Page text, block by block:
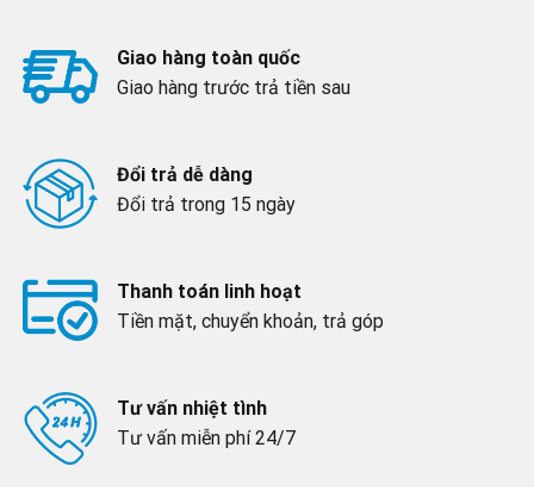
Giao hàng toàn quốc
Giao hàng trước trả tiền sau
Đổi trả dễ dàng
Đổi trả trong 15 ngày
Thanh toán linh hoạt
Tiền mặt, chuyển khoản, trả góp
Tư vấn nhiệt tình
Tư vấn miễn phí 24/7